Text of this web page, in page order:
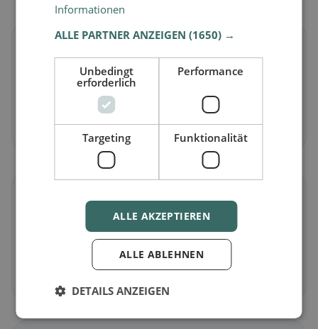
🌱
in Au (SG)
Piatti vegetali e cucina vegana
Scopri ora →
Vegetarianoin Au (SG)
Piatti senza carne e classici vegetariani
Informationen
ALLE PARTNER ANZEIGEN(1650) →
Unbedingt
erforderlich
Performance
Targeting Funktionalität
ALLE AKZEPTIEREN
ALLE ABLEHNEN
DETAILS ANZEIGEN